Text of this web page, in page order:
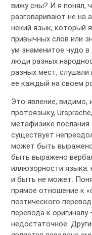
вижу сны? И я понял,
разговаривают не на
некий язык, который
привычных слов или
ум знаменитое чудо
люди разных
разных мест,
ее каждый на своем
Это явление, видимо,
протоязыку,
метафизике
существует
может быть
быть выражено
иллюзорности языка:
и быть не может.
прямое отношение к
поэтического
перевода к
недостаточное.